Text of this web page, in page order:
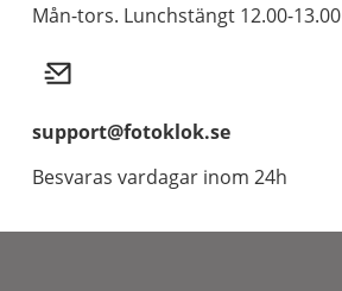
Mån-tors. Lunchstängt 12.00-13.00
support@fotoklok.se
Besvaras vardagar inom 24h